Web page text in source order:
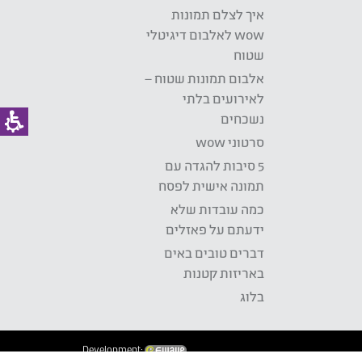
איך לצלם תמונות
wow לאלבום דיגיטלי
שטוח
אלבום תמונות שטוח –
לאירועים בלתי
נשכחים
סרטוני wow
5 סיבות להגדה עם
תמונה אישית לפסח
כמה עובדות שלא
ידעתם על פאזלים
דברים טובים באים
באריזות קטנות
בלוג
Development: